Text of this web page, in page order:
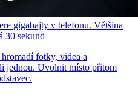
gigabajty v telefonu. Většina
30 sekund
fotky, videa a
jednou. Uvolnit místo přitom